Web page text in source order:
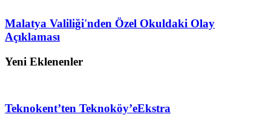
Malatya Valiliği'nden Özel Okuldaki Olay
Açıklaması
Yeni Eklenenler
Teknokent’ten Teknoköy’eEkstra